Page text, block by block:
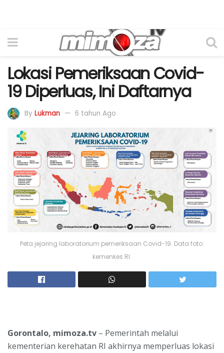
Lokasi Pemeriksaan Covid-
19 Diperluas, Ini Daftarnya
By Lukman 6 tahun Ago
Peta jejaring laboratorium pemeriksaan Covid-19. Data foto:
kemenkes RI.
Gorontalo, mimoza.tv – Pemerintah melalui
kementerian kerehatan RI akhirnya memperluas lokasi